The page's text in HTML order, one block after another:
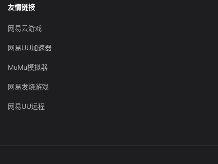
友情链接
网易云游戏
网易UU加速器
MuMu模拟器
网易发烧游戏
网易UU远程